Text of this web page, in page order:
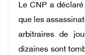
Le CNP a
que les
arbitraires de
dizaines sont